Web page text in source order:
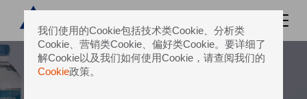
我们使用的Cookie包括技术类Cookie、分析类
Cookie、营销类Cookie、偏好类Cookie。要详细了
解Cookie以及我们如何使用Cookie，请查阅我们的
Cookie政策。